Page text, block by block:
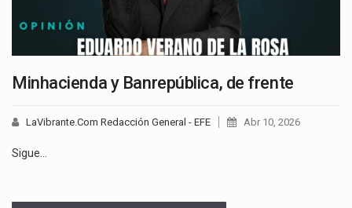
Minhacienda y Banrepública, de frente
LaVibrante.Com Redacción General - EFE Abr 10, 2026
Sigue…